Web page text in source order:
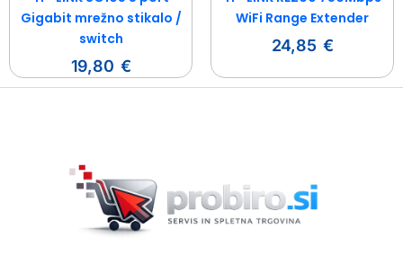
Gigabit mrežno stikalo /
switch
19,80 €
WiFi Range Extender
24,85 €